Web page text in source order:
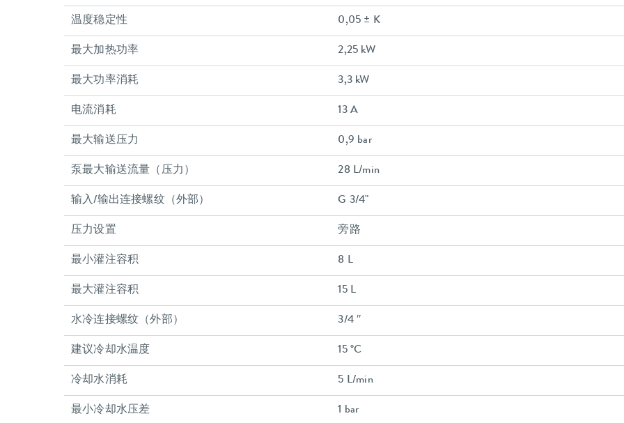
温度稳定性 0,05 ± K
最大加热功率 2,25 kW
最大功率消耗 3,3 kW
电流消耗 13 A
最大输送压力 0,9 bar
泵最大输送流量（压力） 28 L/min
输入/输出连接螺纹（外部） G 3/4"
压力设置 旁路
最小灌注容积 8 L
最大灌注容积 15 L
水冷连接螺纹（外部） 3/4 ″
建议冷却水温度 15 °C
冷却水消耗 5 L/min
最小冷却水压差 1 bar